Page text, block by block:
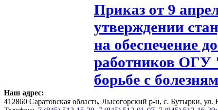
Приказ от 9
утверждении
на обеспечение
работников ОГУ
борьбе с
Наш адрес:
412860 Саратовская область, Лысогорский р-н, с. Бутырки, ул.